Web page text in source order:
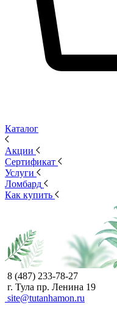
Каталог
Акции
Сертификат
Услуги
Ломбард
Как купить
8 (487) 233-78-27
г. Тула пр. Ленина 19
site@tutanhamon.ru